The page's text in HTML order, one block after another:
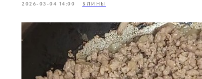
2026-03-04 14:00 БЛИНЫ